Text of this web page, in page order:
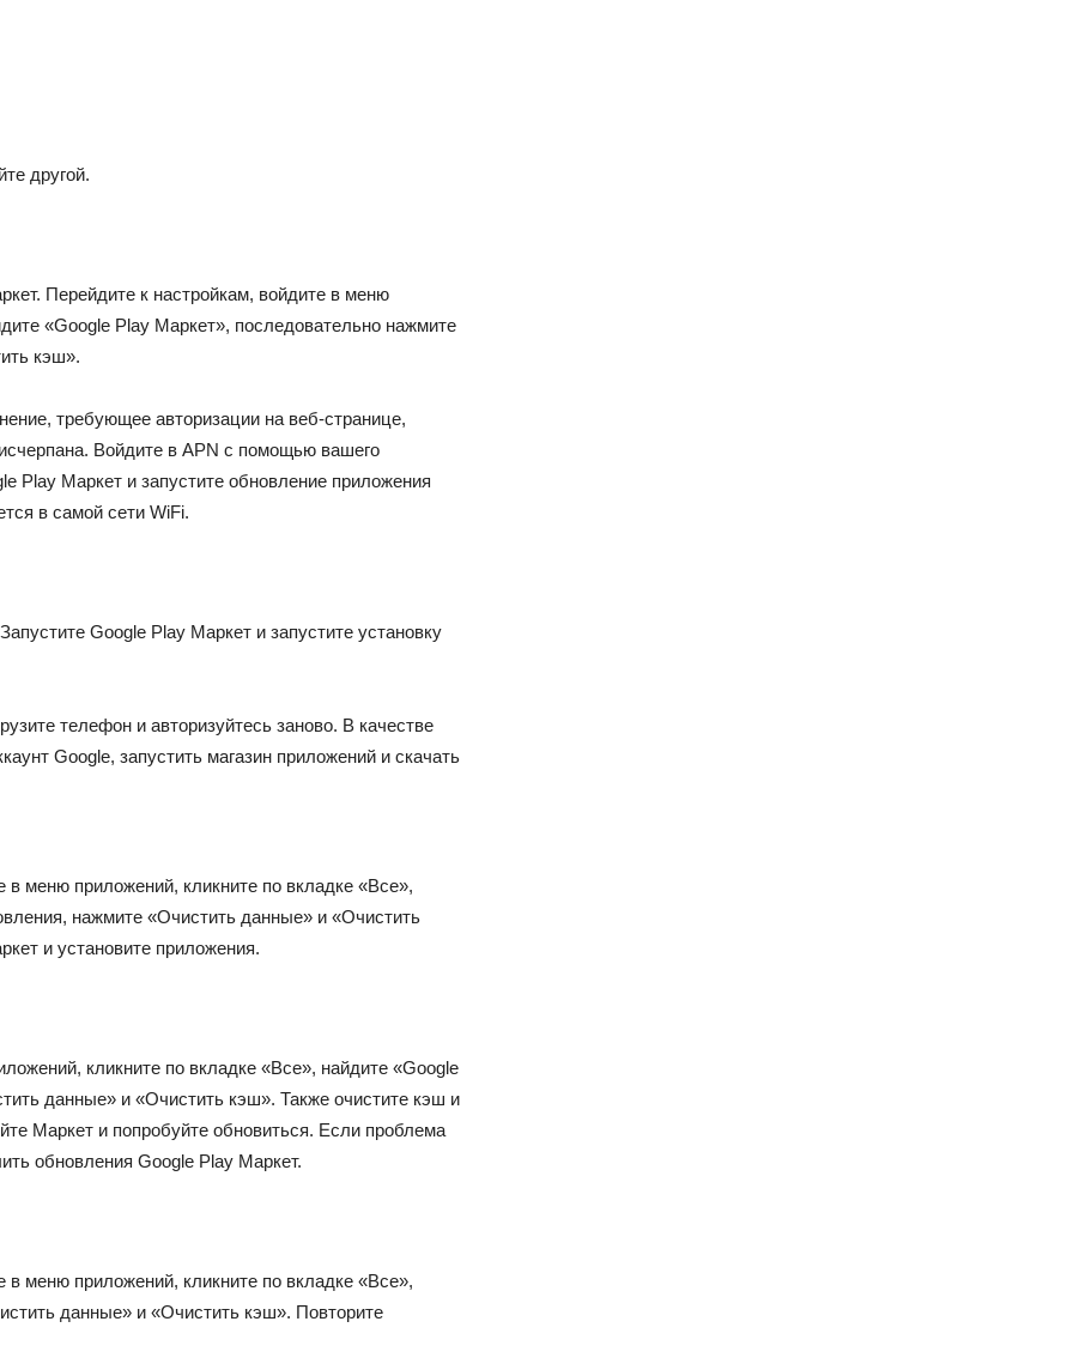
другой.
Перейдите к настройкам, войдите в меню
«Google Play Маркет», последовательно нажмите
кэш».
требующее авторизации на веб-странице,
Войдите в APN с помощью вашего
Play Маркет и запустите обновление приложения
в самой сети WiFi.
Google Play Маркет и запустите установку
телефон и авторизуйтесь заново. В качестве
Google, запустить магазин приложений и скачать
меню приложений, кликните по вкладке «Все»,
нажмите «Очистить данные» и «Очистить
и установите приложения.
кликните по вкладке «Все», найдите «Google
данные» и «Очистить кэш». Также очистите кэш и
Маркет и попробуйте обновиться. Если проблема
обновления Google Play Маркет.
меню приложений, кликните по вкладке «Все»,
данные» и «Очистить кэш». Повторите